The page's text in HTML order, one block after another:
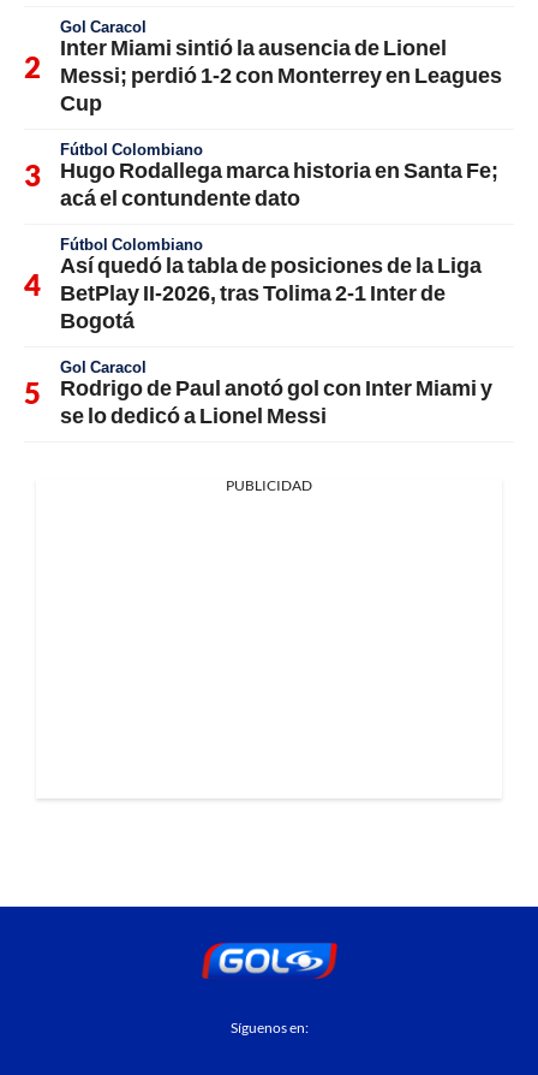
Gol Caracol
Inter Miami sintió la ausencia de Lionel
Messi; perdió 1-2 con Monterrey en Leagues
Cup
Fútbol Colombiano
Hugo Rodallega marca historia en Santa Fe;
acá el contundente dato
Fútbol Colombiano
Así quedó la tabla de posiciones de la Liga
BetPlay II-2026, tras Tolima 2-1 Inter de
Bogotá
Gol Caracol
Rodrigo de Paul anotó gol con Inter Miami y
se lo dedicó a Lionel Messi
PUBLICIDAD
Síguenos en: